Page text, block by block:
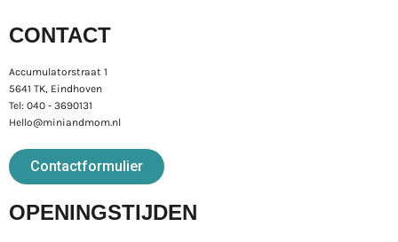
CONTACT
Accumulatorstraat 1
5641 TK, Eindhoven
Tel: 040 - 3690131
Hello@miniandmom.nl
Contactformulier
OPENINGSTIJDEN